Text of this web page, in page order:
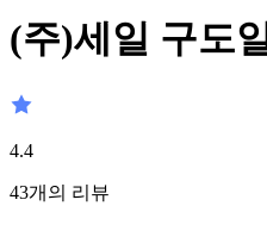
(주)세일 구도
4.4
43개의 리뷰